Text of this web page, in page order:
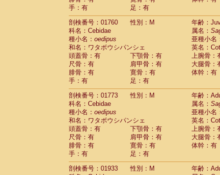
CercopithecidaeCercopithecidae
HylobatidaeHoolock hoolock(0)
HylobatidaeHylobates agilis
Hylobatidae (0)
Hylobatidae Hylobates lar
HylobatidaeHylobates moloch(0)
Hylobatidae Hylobates muelleri(0)
HylobatidaeHylobates pileatus(2)
Hylobatidae Hylobates
HylobatidaeHylobateshybrid(0)
HylobatidaeNomascus concolor(0)
Hylobatidae
Symphalangus
Hominidae
(0)
HominidaePan troglodytes
Hominidae Gorilla gorilla beringei(0)
Hominidae Gorilla gorilla gorilla(0)
Primates misc.(0)
Scandentia Dendrogale melanura
Scandentia Ptilocercus lowii
手：有
足：有
剖検番号：01760
性別：M
年齢：
科名：Cebidae
属名：
種小名： oedipus
亜種小名
和名：ワタボウシパンシェ
英名：
頭蓋骨：有
下顎骨：有
上腕骨：
尺骨：有
肩甲骨：有
大腿骨：
腓骨：有
寛骨：有
体幹：有
手：有
足：有
剖検番号：01773
性別：M
年齢：
科名：Cebidae
属名：
種小名： oedipus
亜種小名
和名：ワタボウシパンシェ
英名：
頭蓋骨：有
下顎骨：有
上腕骨：
尺骨：有
肩甲骨：有
大腿骨：
腓骨：有
寛骨：有
体幹：有
手：有
足：有
剖検番号：01933
性別：M
年齢：